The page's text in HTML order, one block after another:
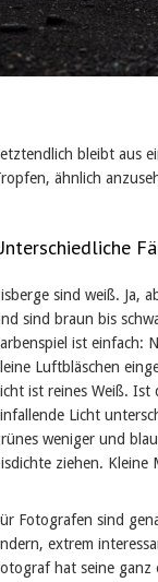
bleibt aus
ähnlich
sind weiß. Ja,
sind braun bis
ist einfach:
Luftbläschen
ist reines Weiß. Ist
Licht
weniger und
ziehen. Kleine
Fotografen sind
extrem
hat seine ganz